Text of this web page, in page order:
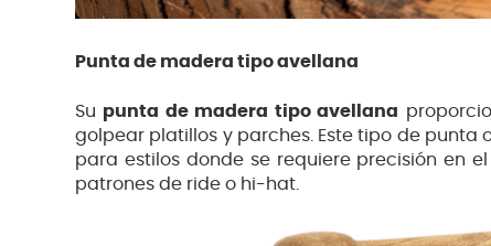
Punta de madera tipo avellana
Su punta de madera tipo avellana
golpear platillos y parches. Este tipo de punta
para estilos donde se requiere precisión en
patrones de ride o hi-hat.